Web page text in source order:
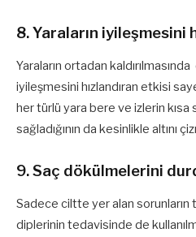
8. Yaraların iyileşmesini
Yaraların ortadan
iyileşmesini hızlandıran etkisi
her türlü yara bere ve izlerin kısa
sağladığının da kesinlikle altını
9. Saç dökülmelerini
Sadece ciltte yer alan
diplerinin tedavisinde de